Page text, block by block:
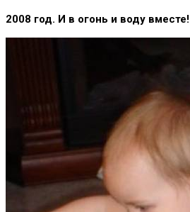
2008 год. И в огонь и воду вместе!